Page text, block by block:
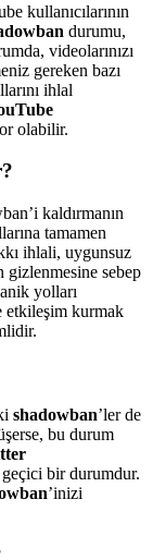
kullanıcılarının
durumu,
videolarınızı
gereken bazı
ihlal
olabilir.
kaldırmanın
tamamen
ihlali, uygunsuz
gizlenmesine sebep
yolları
etkileşim kurmak
shadowban’ler de
bu durum
bir durumdur.
’inizi